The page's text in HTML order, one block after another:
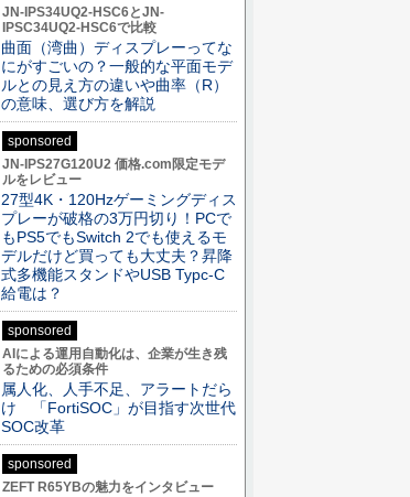
JN-IPS34UQ2-HSC6とJN-
IPSC34UQ2-HSC6で比較
曲面（湾曲）ディスプレーってな
にがすごいの？一般的な平面モデ
ルとの見え方の違いや曲率（R）
の意味、選び方を解説
sponsored
JN-IPS27G120U2 価格.com限定モデ
ルをレビュー
27型4K・120Hzゲーミングディス
プレーが破格の3万円切り！PCで
もPS5でもSwitch 2でも使えるモ
デルだけど買っても大丈夫？昇降
式多機能スタンドやUSB Typc-C
給電は？
sponsored
AIによる運用自動化は、企業が生き残
るための必須条件
属人化、人手不足、アラートだら
け 「FortiSOC」が目指す次世代
SOC改革
sponsored
ZEFT R65YBの魅力をインタビュー